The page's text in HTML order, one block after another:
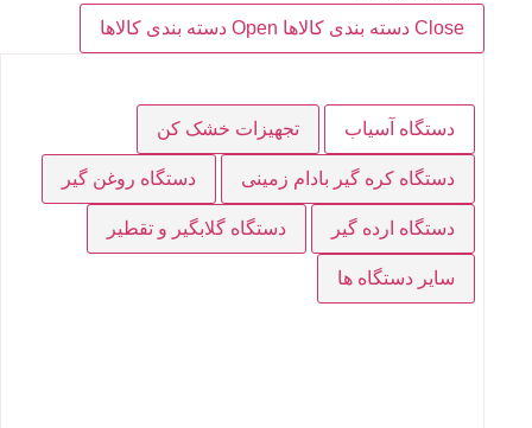
Close دسته بندی کالاها
Open دسته بندی کالاها
دستگاه آسیاب تجهیزات خشک کن
دستگاه کره گیر بادام زمینی دستگاه روغن گیر
دستگاه ارده گیر دستگاه گلابگیر و تقطیر
سایر دستگاه ها